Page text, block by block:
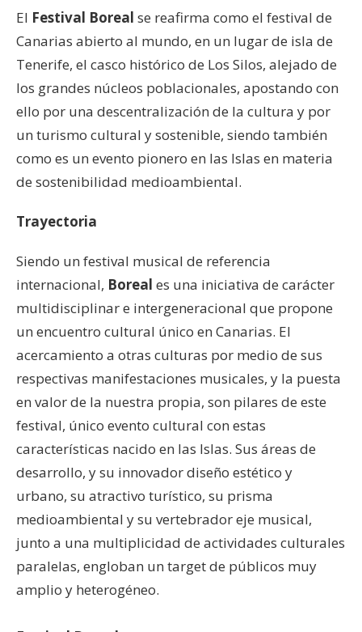
El Festival Boreal se reafirma como el festival de
Canarias abierto al mundo, en un lugar de isla de
Tenerife, el casco histórico de Los Silos, alejado de
los grandes núcleos poblacionales, apostando con
ello por una descentralización de la cultura y por
un turismo cultural y sostenible, siendo también
como es un evento pionero en las Islas en materia
de sostenibilidad medioambiental.
Trayectoria
Siendo un festival musical de referencia
internacional, Boreal es una iniciativa de carácter
multidisciplinar e intergeneracional que propone
un encuentro cultural único en Canarias. El
acercamiento a otras culturas por medio de sus
respectivas manifestaciones musicales, y la puesta
en valor de la nuestra propia, son pilares de este
festival, único evento cultural con estas
características nacido en las Islas. Sus áreas de
desarrollo, y su innovador diseño estético y
urbano, su atractivo turístico, su prisma
medioambiental y su vertebrador eje musical,
junto a una multiplicidad de actividades culturales
paralelas, engloban un target de públicos muy
amplio y heterogéneo.